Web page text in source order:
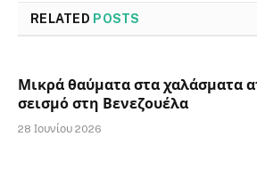
RELATED POSTS
Μικρά θαύματα στα χαλάσματα
σεισμό στη Βενεζουέλα
28 Ιουνίου 2026